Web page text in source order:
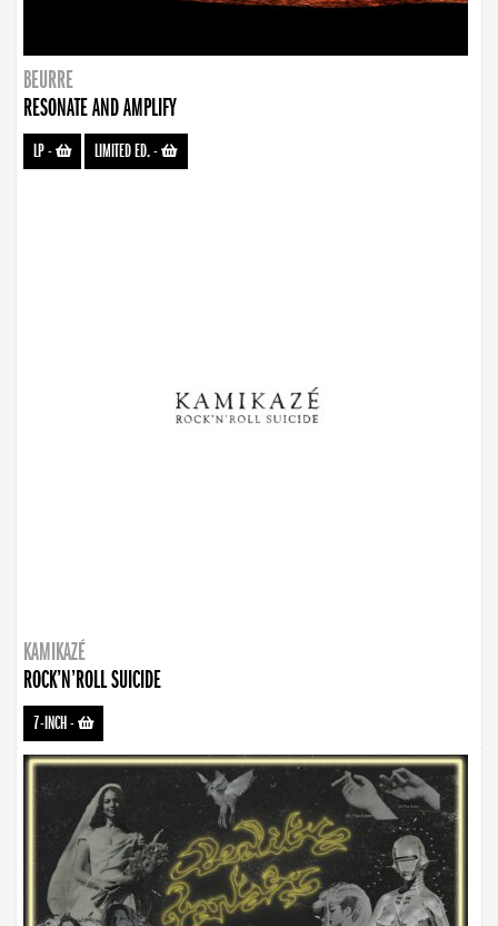
BEURRE
RESONATE AND AMPLIFY
LP- LIMITED ED.-
KAMIKAZÉ
ROCK’N’ROLL SUICIDE
7-INCH-